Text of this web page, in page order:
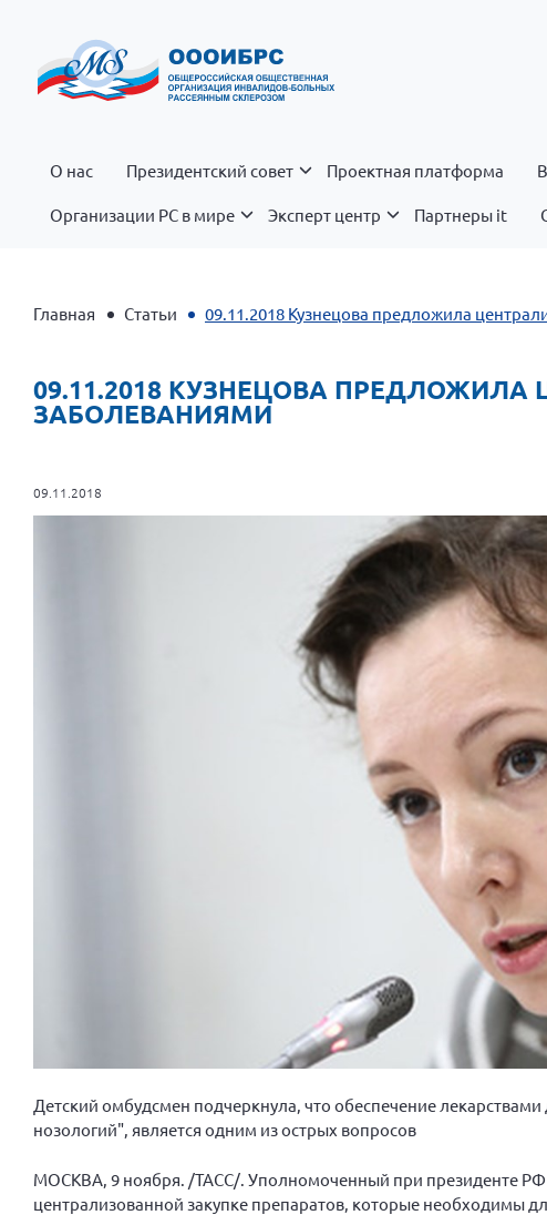
О нас Президентский совет Проектная платформа
Организации РС в мире Эксперт центр Партнеры it
Главная Статьи 09.11.2018 Кузнецова предложила
09.11.2018 КУЗНЕЦОВА
ЗАБОЛЕВАНИЯМИ
09.11.2018
Детский омбудсмен подчеркнула, что обеспечение
нозологий", является одним из острых вопросов
МОСКВА, 9 ноября. /ТАСС/. Уполномоченный при президенте РФ
централизованной закупке препаратов, которые необходимы